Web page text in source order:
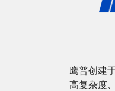
鹰普创建
高复杂度